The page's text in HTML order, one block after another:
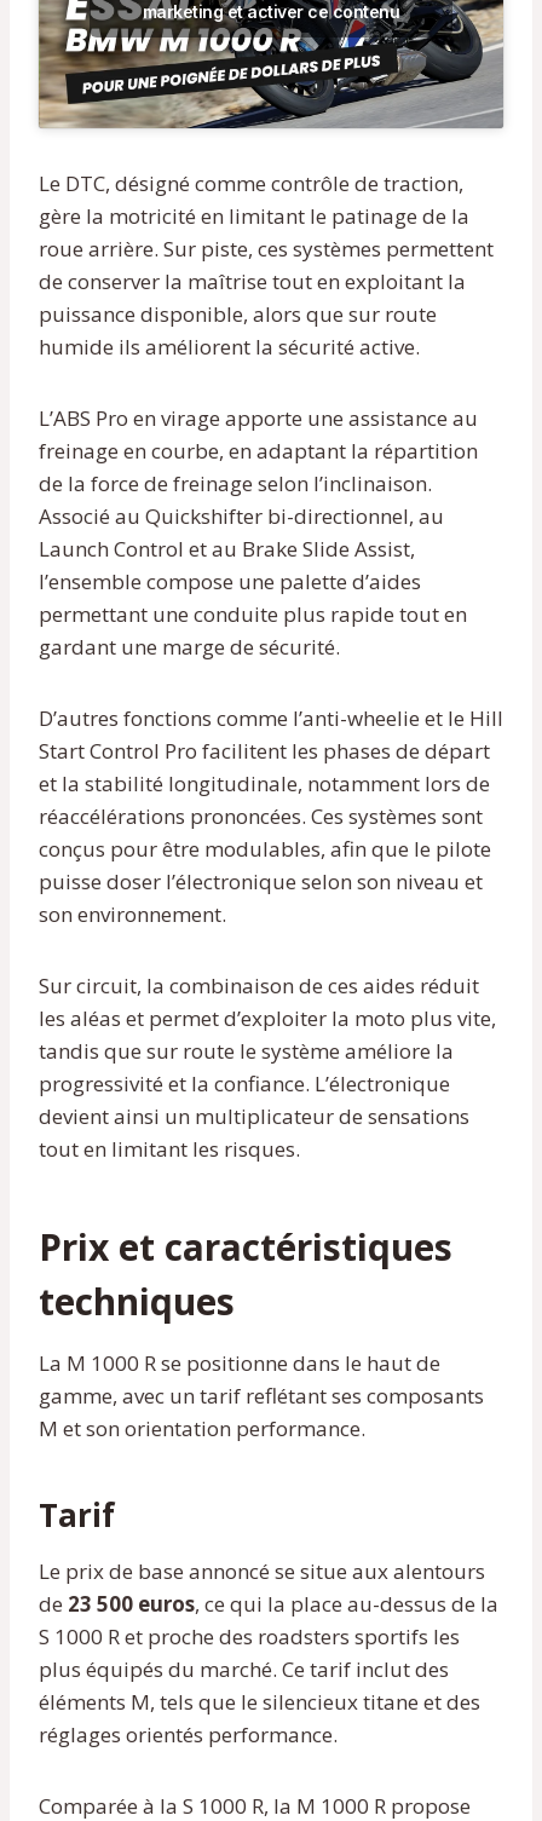
marketing et activer ce contenu
Le DTC, désigné comme contrôle de traction,
gère la motricité en limitant le patinage de la
roue arrière. Sur piste, ces systèmes permettent
de conserver la maîtrise tout en exploitant la
puissance disponible, alors que sur route
humide ils améliorent la sécurité active.
L’ABS Pro en virage apporte une assistance au
freinage en courbe, en adaptant la répartition
de la force de freinage selon l’inclinaison.
Associé au Quickshifter bi-directionnel, au
Launch Control et au Brake Slide Assist,
l’ensemble compose une palette d’aides
permettant une conduite plus rapide tout en
gardant une marge de sécurité.
D’autres fonctions comme l’anti-wheelie et le Hill
Start Control Pro facilitent les phases de départ
et la stabilité longitudinale, notamment lors de
réaccélérations prononcées. Ces systèmes sont
conçus pour être modulables, afin que le pilote
puisse doser l’électronique selon son niveau et
son environnement.
Sur circuit, la combinaison de ces aides réduit
les aléas et permet d’exploiter la moto plus vite,
tandis que sur route le système améliore la
progressivité et la confiance. L’électronique
devient ainsi un multiplicateur de sensations
tout en limitant les risques.
Prix et caractéristiques
techniques
La M 1000 R se positionne dans le haut de
gamme, avec un tarif reflétant ses composants
M et son orientation performance.
Tarif
Le prix de base annoncé se situe aux alentours
de 23 500 euros, ce qui la place au-dessus de la
S 1000 R et proche des roadsters sportifs les
plus équipés du marché. Ce tarif inclut des
éléments M, tels que le silencieux titane et des
réglages orientés performance.
Comparée à la S 1000 R, la M 1000 R propose